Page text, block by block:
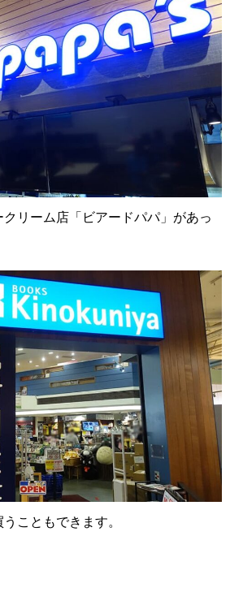
リーム店「ビアードパパ」があっ
こともできます。